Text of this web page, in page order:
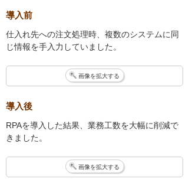
導入前
仕入れ先への注文処理時、複数のシステムに同
じ情報を手入力していました。
画像を拡大する
導入後
RPAを導入した結果、業務工数を大幅に削減で
きました。
画像を拡大する